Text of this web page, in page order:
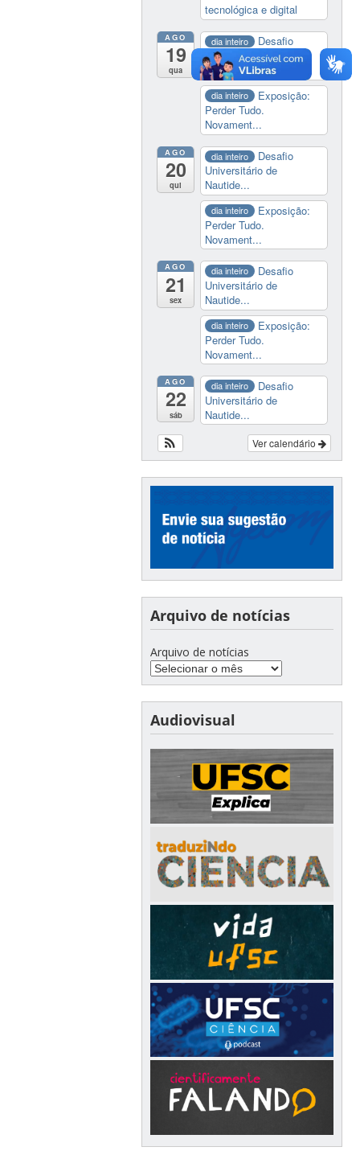
tecnológica e digital
AGO
19
qua
dia inteiro
Desafio
Universitário de
Nautide...
dia inteiro
Exposição:
Perder Tudo.
Novament...
AGO
20
qui
dia inteiro
Desafio
Universitário de
Nautide...
dia inteiro
Exposição:
Perder Tudo.
Novament...
AGO
21
sex
dia inteiro
Desafio
Universitário de
Nautide...
dia inteiro
Exposição:
Perder Tudo.
Novament...
AGO
22
sáb
dia inteiro
Desafio
Universitário de
Nautide...
Ver calendário
Arquivo de notícias
Arquivo de notícias
Audiovisual